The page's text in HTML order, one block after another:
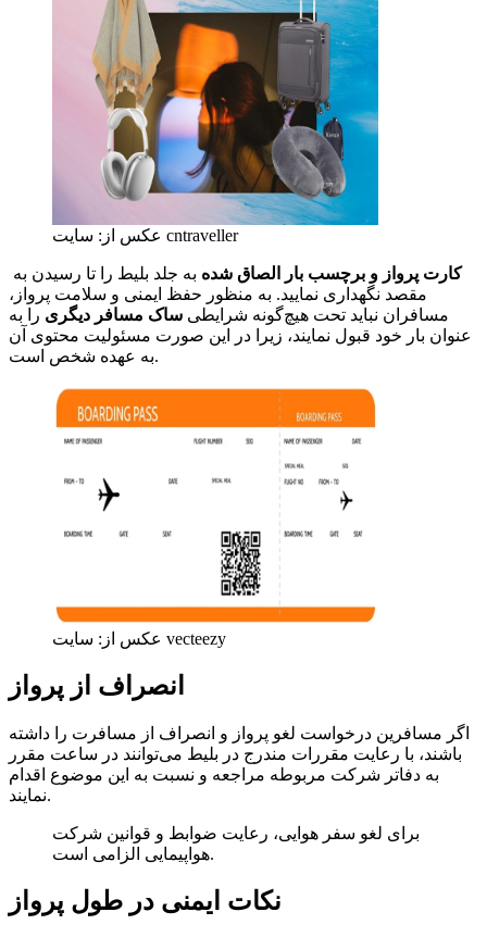
عکس از: سایت cntraveller
کارت پرواز و برچسب بار الصاق شده به جلد بلیط را تا رسیدن به
مقصد نگهداری نمایید. به منظور حفظ ایمنی و سلامت پرواز،
مسافران نباید تحت هیچ‌گونه شرایطی ساک مسافر دیگری را به
عنوان بار خود قبول نمایند، زیرا در این صورت مسئولیت محتوی آن
به عهده شخص است.
عکس از: سایت vecteezy
انصراف از پرواز
اگر مسافرین درخواست لغو پرواز و انصراف از مسافرت را داشته
باشند، با رعایت مقررات مندرج در بلیط می‌توانند در ساعت مقرر
به دفاتر شرکت مربوطه مراجعه و نسبت به این موضوع اقدام
نمایند.
برای لغو سفر هوایی، رعایت ضوابط و قوانین شرکت
هواپیمایی الزامی است.
نکات ایمنی در طول پرواز